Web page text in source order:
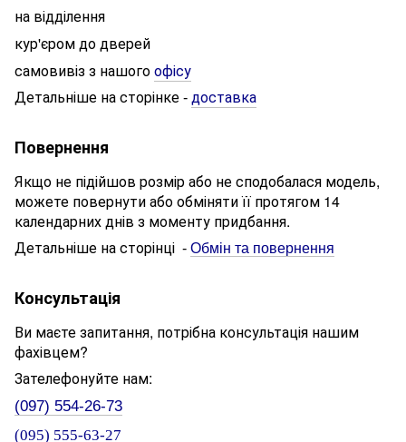
на відділення
кур'єром до дверей
самовивіз з нашогоофісу
Детальніше на сторінке - доставка
Повернення
Якщо не підійшов розмір або не сподобалася модель,
можете повернути або обміняти її протягом 14
календарних днів з моменту придбання.
Детальніше на сторінці - Обмін та повернення
Консультація
Ви маєте запитання, потрібна консультація нашим
фахівцем?
Зателефонуйте нам:
(097) 554-26-73
(095) 555-63-27